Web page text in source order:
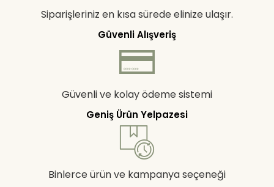
Siparişleriniz en kısa sürede elinize ulaşır.
Güvenli Alışveriş
Güvenli ve kolay ödeme sistemi
Geniş Ürün Yelpazesi
Binlerce ürün ve kampanya seçeneği